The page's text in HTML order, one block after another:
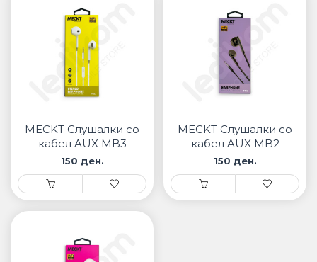
MECKT Слушалки со
кабел AUX MB3
150 ден.
MECKT Слушалки со
кабел AUX MB2
150 ден.